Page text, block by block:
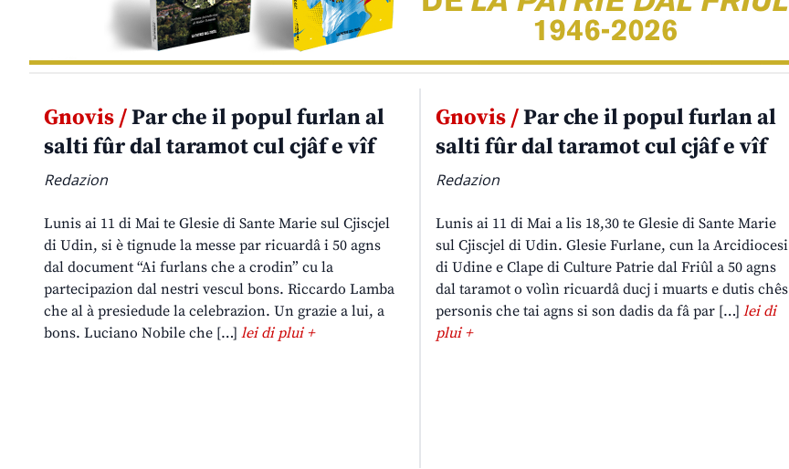
Gnovis /Par che il popul furlan al
salti fûr dal taramot cul cjâf e vîf
Redazion
Lunis ai 11 di Mai te Glesie di Sante Marie sul Cjiscjel
di Udin, si è tignude la messe par ricuardâ i 50 agns
dal document “Ai furlans che a crodin” cu la
partecipazion dal nestri vescul bons. Riccardo Lamba
che al à presiedude la celebrazion. Un grazie a lui, a
bons. Luciano Nobile che […] lei di plui +
Gnovis /Par che il popul furlan al
salti fûr dal taramot cul cjâf e vîf
Redazion
Lunis ai 11 di Mai a lis 18,30 te Glesie di Sante Marie
sul Cjiscjel di Udin. Glesie Furlane, cun la Arcidiocesi
di Udine e Clape di Culture Patrie dal Friûl a 50 agns
dal taramot o volìn ricuardâ ducj i muarts e dutis chês
personis che tai agns si son dadis da fâ par […] lei di
plui +